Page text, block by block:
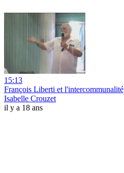
15:13
François Liberti et l'intercommunalité
Isabelle Crouzet
il y a 18 ans